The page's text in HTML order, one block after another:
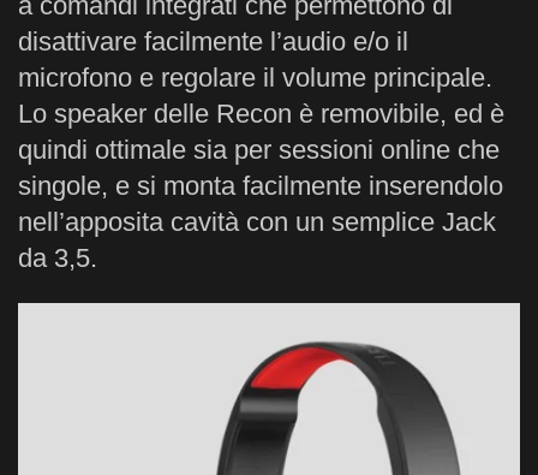
disattivare facilmente l’audio e/o il
microfono e regolare il volume principale.
Lo speaker delle Recon è removibile, ed è
quindi ottimale sia per sessioni online che
singole, e si monta facilmente inserendolo
nell’apposita cavità con un semplice Jack
da 3,5.